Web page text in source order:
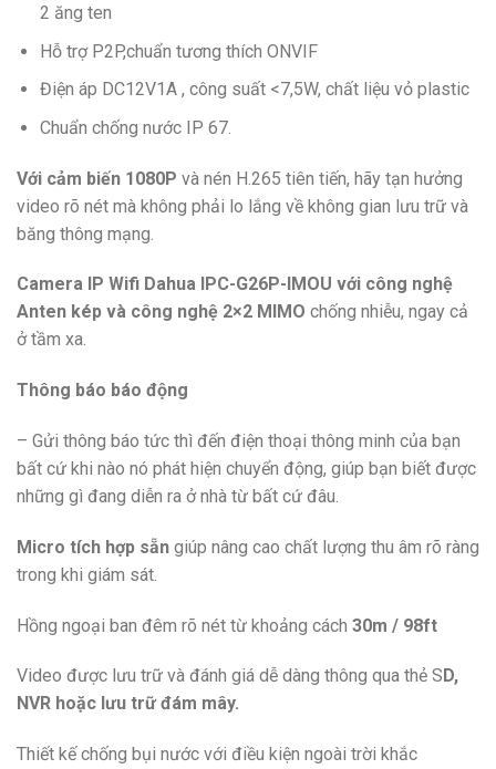
2 ăng ten
Hỗ trợ P2P,chuẩn tương thích ONVIF
Điện áp DC12V1A , công suất <7,5W, chất liệu vỏ plastic
Chuẩn chống nước IP 67.
Với cảm biến 1080P và nén H.265 tiên tiến, hãy tạn hưởng
video rõ nét mà không phải lo lắng về không gian lưu trữ và
băng thông mạng.
Camera IP Wifi Dahua IPC-G26P-IMOU với công nghệ
Anten kép và công nghệ 2×2 MIMO chống nhiễu, ngay cả
ở tầm xa.
Thông báo báo động
– Gửi thông báo tức thì đến điện thoại thông minh của bạn
bất cứ khi nào nó phát hiện chuyển động, giúp bạn biết được
những gì đang diễn ra ở nhà từ bất cứ đâu.
Micro tích hợp sẵn giúp nâng cao chất lượng thu âm rõ ràng
trong khi giám sát.
Hồng ngoại ban đêm rõ nét từ khoảng cách 30m / 98ft
Video được lưu trữ và đánh giá dễ dàng thông qua thẻ S D,
NVR hoặc lưu trữ đám mây.
Thiết kế chống bụi nước với điều kiện ngoài trời khắc